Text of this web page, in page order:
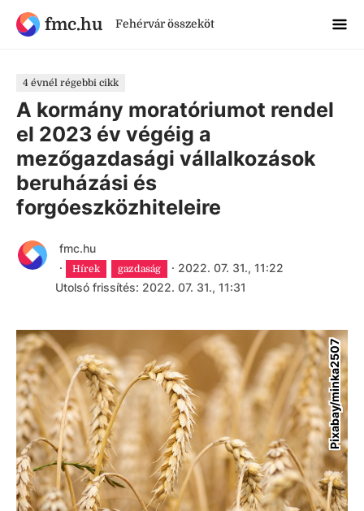
fmc.hu Fehérvár összeköt
4 évnél régebbi cikk
A kormány moratóriumot rendel
el 2023 év végéig a
mezőgazdasági vállalkozások
beruházási és
forgóeszközhiteleire
fmc.hu
·
Hírek gazdaság · 2022. 07. 31., 11:22
Utolsó frissítés: 2022. 07. 31., 11:31
Pixabay/minka2507